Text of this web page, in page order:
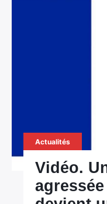
Actualités
Vidéo.